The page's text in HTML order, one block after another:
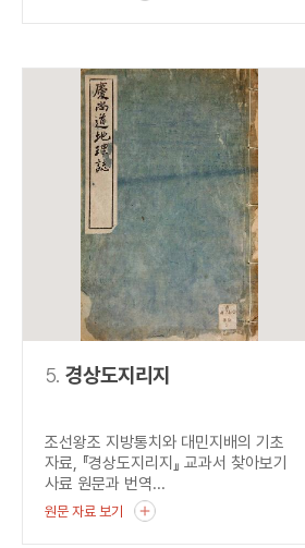
5. 경상도지리지
조선왕조 지방통치와 대민지배의 기초
자료, 『경상도지리지』 교과서 찾아보기
사료 원문과 번역...
원문 자료 보기